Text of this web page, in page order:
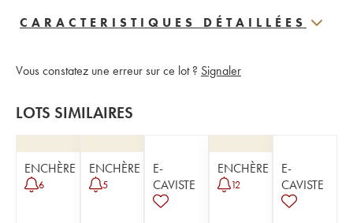
CARACTERISTIQUES DÉTAILLÉES
Vous constatez une erreur sur ce lot ? Signaler
LOTS SIMILAIRES
ENCHÈRE
6
ENCHÈRE
5
E-
CAVISTE
ENCHÈRE
12
E-
CAVISTE